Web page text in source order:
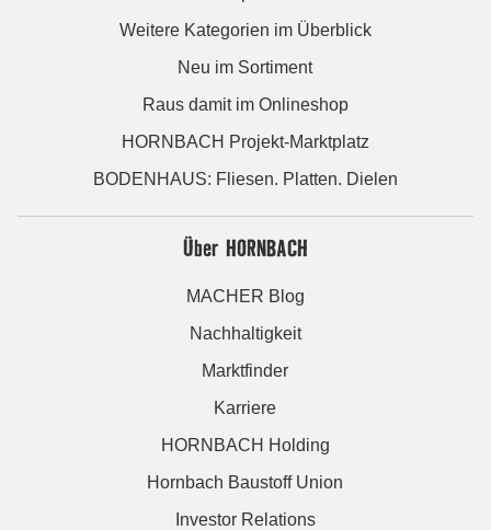
Weitere Kategorien im Überblick
Neu im Sortiment
Raus damit im Onlineshop
HORNBACH Projekt-Marktplatz
BODENHAUS: Fliesen. Platten. Dielen
Über HORNBACH
MACHER Blog
Nachhaltigkeit
Marktfinder
Karriere
HORNBACH Holding
Hornbach Baustoff Union
Investor Relations